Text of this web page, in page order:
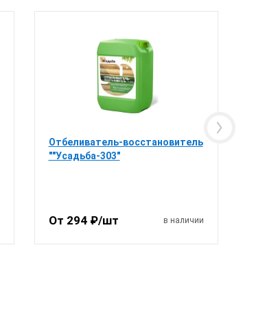
Отбеливатель-восстановитель
""Усадьба-303"
От 294 ₽/шт в наличии